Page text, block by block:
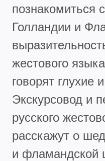
познакомиться
Голландии и
жестового
говорят
Экскурсовод и
русского
расскажут о
и фламандской